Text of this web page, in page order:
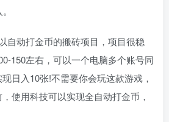
自动打金币的搬砖项目，项目很稳
150左右，可以一个电脑多个账号同
日入10张!不需要你会玩这款游戏，
使用科技可以实现全自动打金币，